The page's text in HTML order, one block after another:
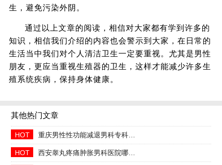
生，避免污染外阴。
通过以上文章的阅读，相信对大家都有学到许多的
知识，相信我们介绍的内容也会警示到大家，在日常的
生活当中我们对个人清洁卫生一定要重视。尤其是男性
朋友，更应当重视生殖器的卫生，这样才能减少许多生
殖系统疾病，保持身体健康。
其他热门文章
HOT 重庆男性性功能减退男科专科2026年中医调理哪家好
HOT 西安睾丸疼痛肿胀男科医院哪家正规收费合理透明